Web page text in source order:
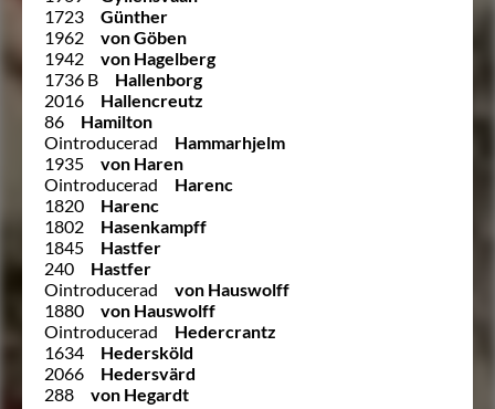
1723
Günther
1962
von Göben
1942
von Hagelberg
1736 B
Hallenborg
2016
Hallencreutz
86
Hamilton
Ointroducerad
Hammarhjelm
1935
von Haren
Ointroducerad
Harenc
1820
Harenc
1802
Hasenkampff
1845
Hastfer
240
Hastfer
Ointroducerad
von Hauswolff
1880
von Hauswolff
Ointroducerad
Hedercrantz
1634
Hedersköld
2066
Hedersvärd
288
von Hegardt